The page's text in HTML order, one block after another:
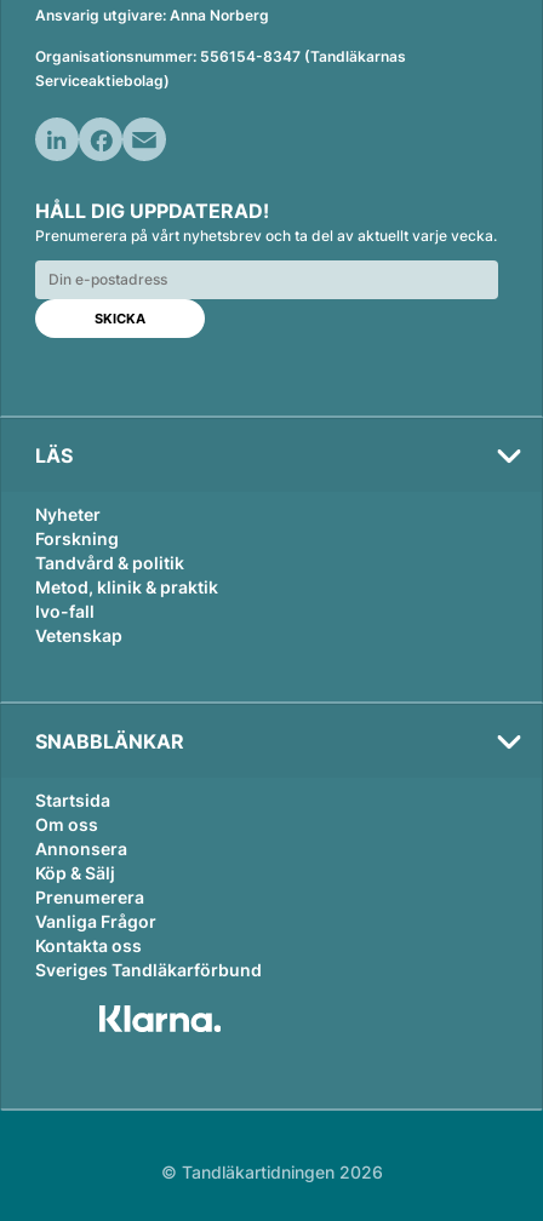
Ansvarig utgivare: Anna Norberg
Organisationsnummer: 556154-8347 (Tandläkarnas
Serviceaktiebolag)
n
k
e
d
n
c
e
b
o
o
k
a
i
l
HÅLL DIG UPPDATERAD!
Prenumerera på vårt nyhetsbrev och ta del av aktuellt varje vecka.
LÄS
Nyheter
Forskning
Tandvård & politik
Metod, klinik & praktik
Ivo-fall
Vetenskap
SNABBLÄNKAR
Startsida
Om oss
Annonsera
Köp & Sälj
Prenumerera
Vanliga Frågor
Kontakta oss
Sveriges Tandläkarförbund
© Tandläkartidningen 2026